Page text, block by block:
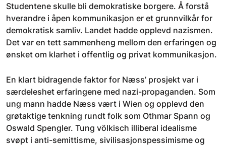
Studentene skulle bli demokratiske borgere. Å forstå
hverandre i åpen kommunikasjon er et grunnvilkår for
demokratisk samliv. Landet hadde opplevd nazismen.
Det var en tett sammenheng mellom den erfaringen og
ønsket om klarhet i offentlig og privat kommunikasjon.
En klart bidragende faktor for Næss’ prosjekt var i
særdeleshet erfaringene med nazi-propaganden. Som
ung mann hadde Næss vært i Wien og opplevd den
grøtaktige tenkning rundt folk som Othmar Spann og
Oswald Spengler. Tung völkisch illiberal idealisme
svøpt i anti-semittisme, sivilisasjonspessimisme og